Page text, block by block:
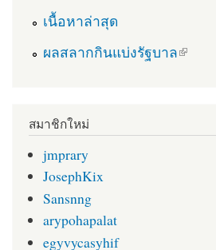
เนื้อหาล่าสุด
ผลสลากกินแบ่งรัฐบาล
(link is external)
สมาชิกใหม่
jmprary
JosephKix
Sansnng
arypohapalat
egyvycasyhif